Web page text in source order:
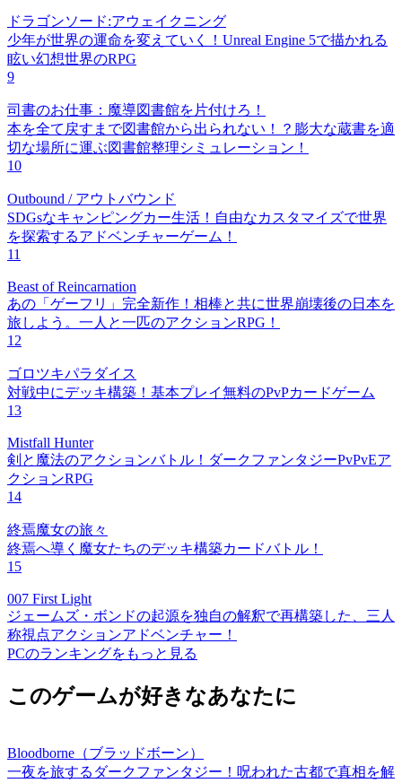
ドラゴンソード:アウェイクニング
少年が世界の運命を変えていく！Unreal Engine 5で描かれる
眩い幻想世界のRPG
9
司書のお仕事：魔導図書館を片付けろ！
本を全て戻すまで図書館から出られない！？膨大な蔵書を適
切な場所に運ぶ図書館整理シミュレーション！
10
Outbound / アウトバウンド
SDGsなキャンピングカー生活！自由なカスタマイズで世界
を探索するアドベンチャーゲーム！
11
Beast of Reincarnation
あの「ゲーフリ」完全新作！相棒と共に世界崩壊後の日本を
旅しよう。一人と一匹のアクションRPG！
12
ゴロツキパラダイス
対戦中にデッキ構築！基本プレイ無料のPvPカードゲーム
13
Mistfall Hunter
剣と魔法のアクションバトル！ダークファンタジーPvPvEア
クションRPG
14
終焉魔女の旅々
終焉へ導く魔女たちのデッキ構築カードバトル！
15
007 First Light
ジェームズ・ボンドの起源を独自の解釈で再構築した、三人
称視点アクションアドベンチャー！
PCのランキングをもっと見る
このゲームが好きなあなたに
Bloodborne（ブラッドボーン）
一夜を旅するダークファンタジー！呪われた古都で真相を解